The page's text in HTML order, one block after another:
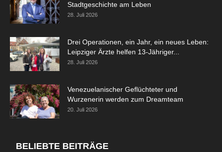
Stadtgeschichte am Leben
28. Juli 2026
Drei Operationen, ein Jahr, ein neues Leben:
Leipziger Ärzte helfen 13-Jähriger...
28. Juli 2026
Venezuelanischer Geflüchteter und
Wurzenerin werden zum Dreamteam
20. Juli 2026
BELIEBTE BEITRÄGE